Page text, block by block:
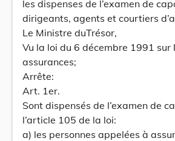
les dispenses de l’examen de
dirigeants, agents et courtiers
Le Ministre duTrésor,
Vu la loi du 6 décembre 1991 sur
assurances;
Arrête:
Art. 1er.
Sont dispensés de l’examen de
l’article 105 de la loi:
a) les personnes appelées à